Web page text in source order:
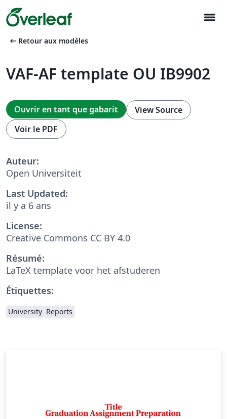
menu
arrow_left_alt Retour aux modèles
VAF-AF template OU IB9902
Ouvrir en tant que gabarit
View Source
Voir le PDF
Auteur:
Open Universiteit
Last Updated:
il y a 6 ans
License:
Creative Commons CC BY 4.0
Résumé:
LaTeX template voor het afstuderen
Étiquettes:
University Reports